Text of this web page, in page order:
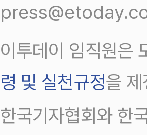
이투데이 임직원은
령 및 실천규정을
한국기자협회와 한